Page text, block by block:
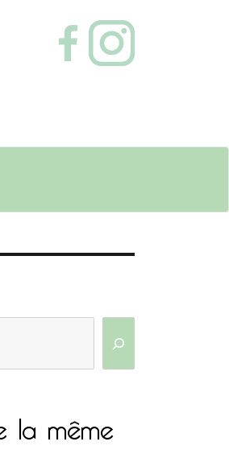
la même